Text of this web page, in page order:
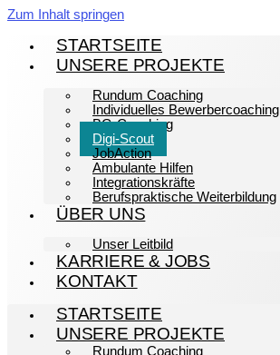
Zum Inhalt springen
STARTSEITE
UNSERE PROJEKTE
Rundum Coaching
Individuelles Bewerbercoaching
BG-Coaching
Digi-Scout
JobAction
Ambulante Hilfen
Integrationskräfte
Berufspraktische Weiterbildung
ÜBER UNS
Unser Leitbild
KARRIERE & JOBS
KONTAKT
STARTSEITE
UNSERE PROJEKTE
Rundum Coaching